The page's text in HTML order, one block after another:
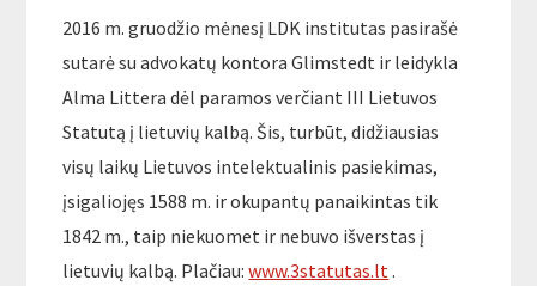
2016 m. gruodžio mėnesį LDK institutas pasirašė
sutarė su advokatų kontora Glimstedt ir leidykla
Alma Littera dėl paramos verčiant III Lietuvos
Statutą į lietuvių kalbą. Šis, turbūt, didžiausias
visų laikų Lietuvos intelektualinis pasiekimas,
įsigaliojęs 1588 m. ir okupantų panaikintas tik
1842 m., taip niekuomet ir nebuvo išverstas į
lietuvių kalbą. Plačiau:www.3statutas.lt.